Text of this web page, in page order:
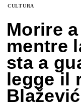
CULTURA
Morire
mentre
sta a
legge il
Blažević